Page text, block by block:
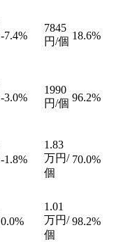
-7.4%
7845
円/個 18.6%
-3.0%
1990
円/個 96.2%
-1.8%
1.83
万円/
個
70.0%
0.0%
1.01
万円/
個
98.2%